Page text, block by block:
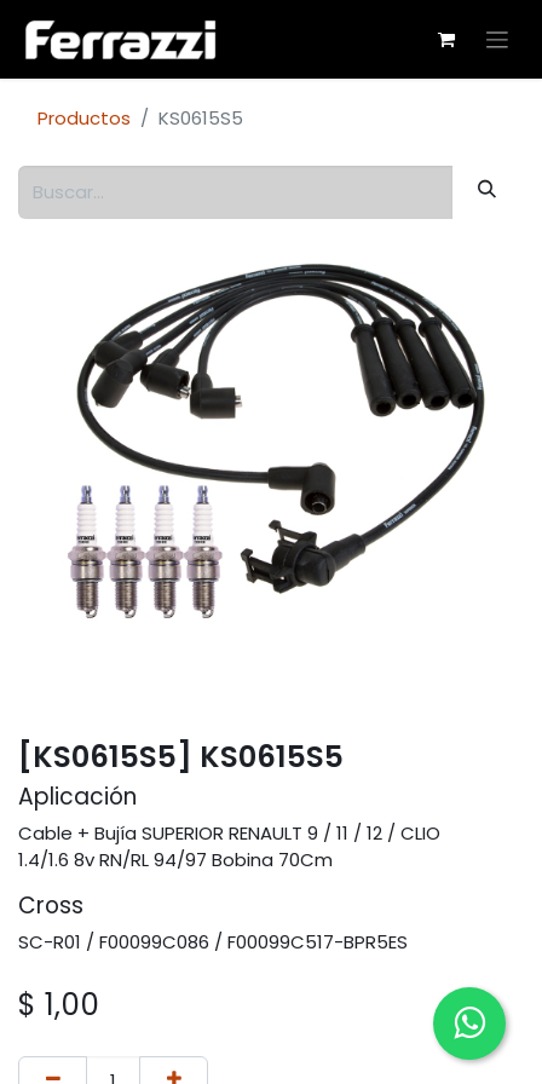
Productos KS0615S5
[KS0615S5] KS0615S5
Aplicación
Cable + Bujía SUPERIOR RENAULT 9 / 11 / 12 / CLIO
1.4/1.6 8v RN/RL 94/97 Bobina 70Cm
Cross
SC-R01 / F00099C086 / F00099C517-BPR5ES
$ 1,00